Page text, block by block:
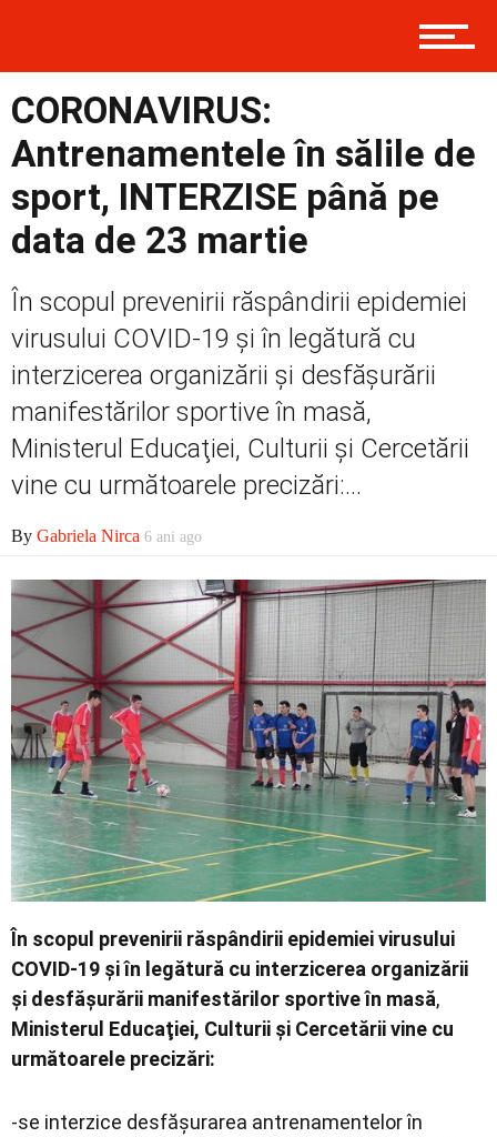
Social
Economic
Contact
CORONAVIRUS:
Antrenamentele în sălile de
sport, INTERZISE până pe
data de 23 martie
În scopul prevenirii răspândirii epidemiei
virusului COVID-19 și în legătură cu
interzicerea organizării și desfășurării
manifestărilor sportive în masă,
Ministerul Educaţiei, Culturii şi Cercetării
vine cu următoarele precizări:...
By Gabriela Nirca 6 ani ago
În scopul prevenirii răspândirii epidemiei virusului
COVID-19 și în legătură cu interzicerea organizării
și desfășurării manifestărilor sportive în masă,
Ministerul Educaţiei, Culturii şi Cercetării vine cu
următoarele precizări:
-se interzice desfășurarea antrenamentelor în